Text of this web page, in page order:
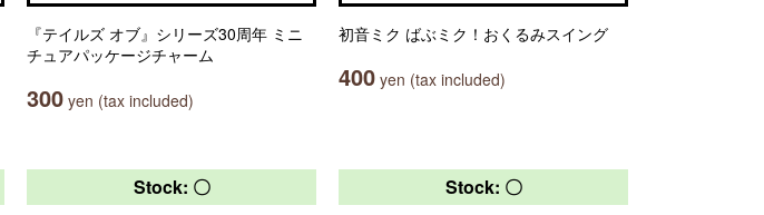
『テイルズ オブ』シリーズ30周年 ミニ
チュアパッケージチャーム
300 yen (tax included)
初音ミク ばぶミク！おくるみスイング
400 yen (tax included)
Stock: 〇 Stock: 〇